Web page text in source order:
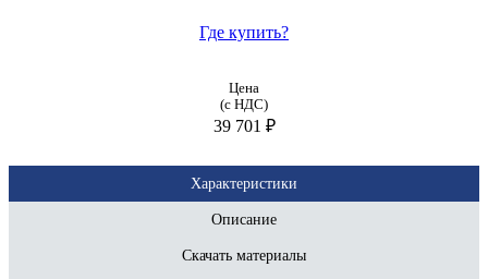
Где купить?
Цена
(с НДС)
39 701 ₽
Характеристики
Описание
Скачать материалы